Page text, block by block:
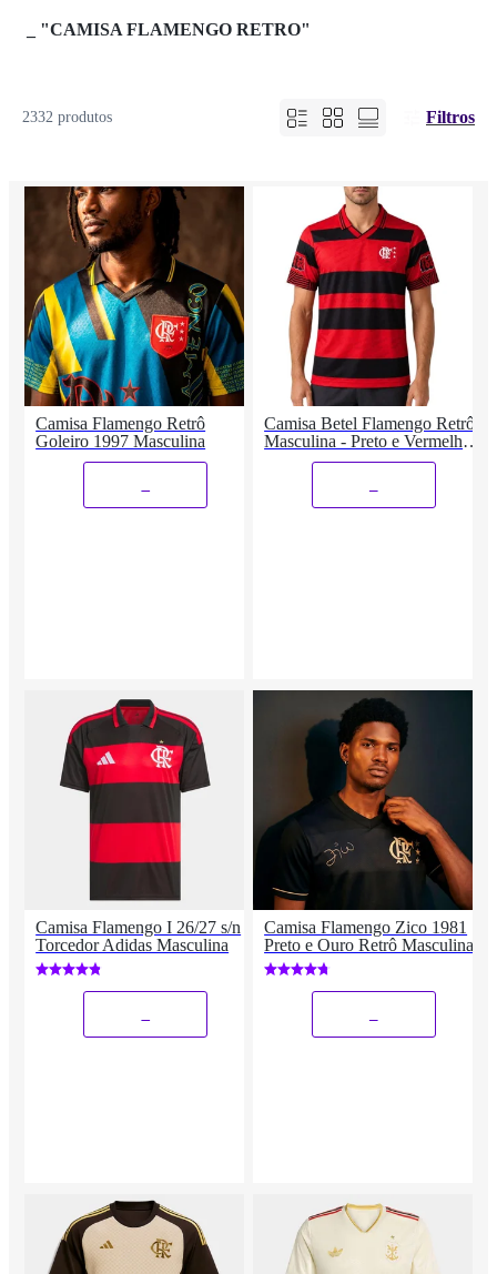
"CAMISA FLAMENGO RETRO"
2332 produtos Filtros
Camisa Flamengo Retrô
Goleiro 1997 Masculina
Camisa Betel Flamengo Retrô
Masculina - Preto e Vermelho
Camisa Flamengo I 26/27 s/n
Torcedor Adidas Masculina
Camisa Flamengo Zico 1981
Preto e Ouro Retrô Masculina